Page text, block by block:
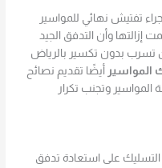
تفتيش نهائي للمواسير
إزالتها وأن التدفق الجيد
تسرب بدون تكسير بالرياض
المواسير
أيضًا تقديم نصائح
وتجنب تكرار
على استعادة تدفق